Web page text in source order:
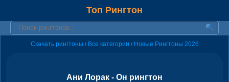
Топ Рингтон
Скачать рингтоны / Все категории / Новые Рингтоны 2026
Ани Лорак - Он рингтон